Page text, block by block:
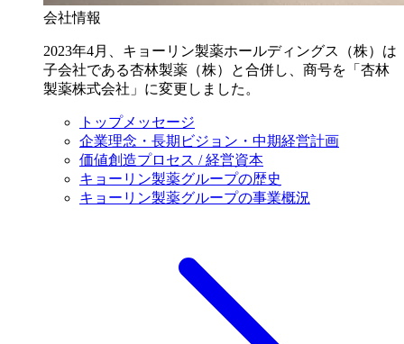
会社情報
2023年4月、キョーリン製薬ホールディングス（株）は
子会社である杏林製薬（株）と合併し、商号を「杏林
製薬株式会社」に変更しました。
トップメッセージ
企業理念・長期ビジョン・中期経営計画
価値創造プロセス / 経営資本
キョーリン製薬グループの歴史
キョーリン製薬グループの事業概況